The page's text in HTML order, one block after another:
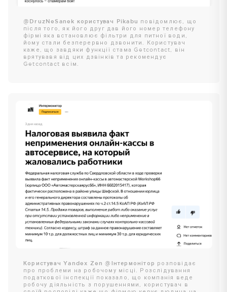
@DruzNeSanek користувач Pikabu
повідомлює, що
після того, як його друг дав його номер телефону
фірмі яка встановлює фільтри для питної води,
йому стали безперервно дзвонити. Користувач
каже, що завдяки функції стама Getcontact, він
врятувавя від цих дзвінків та рекомендує
Getcontact всім.
Користувач Yandex Zen @Інтермонітор
розповідає
про проблеми на робочому місці. Розслідування
податкової інспекції показало, що компанія веде
робочу діяльність з порушеннями, користувач в